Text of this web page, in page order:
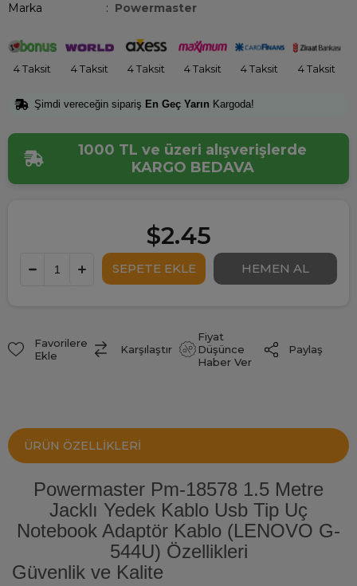
Marka : Powermaster
4 Taksit 4 Taksit 4 Taksit 4 Taksit 4 Taksit 4 Taksit
Şimdi vereceğin sipariş En Geç Yarın Kargoda!
1000 TL ve üzeri alışverişlerde
KARGO BEDAVA
$2.45
Favorilere
Ekle
Karşılaştır
Fiyat
Düşünce
Haber Ver
Paylaş
ÜRÜN ÖZELLIKLERI
Powermaster Pm-18578 1.5 Metre
Jacklı Yedek Kablo Usb Tip Uç
Notebook Adaptör Kablo (LENOVO G-
544U) Özellikleri
Güvenlik ve Kalite